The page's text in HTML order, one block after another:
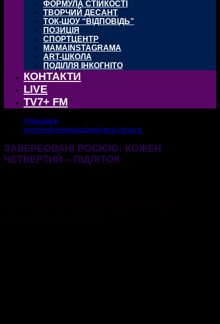
ФОРМУЛА СТІЙКОСТІ
ТВОРЧИЙ ДЕСАНТ
ТОК-ШОУ “ВІДПОВІДЬ”
ПОЗИЦІЯ
СПОРТЦЕНТР
MAMAINSTAGRAMA
ART-ШКОЛА
ПОДІЛЛЯ ІНКОГНІТО
КОНТАКТИ
LIVE
TV7+ FM
ПРЯМІ ЕФІРИ
ГОЛОВНИЙ ІНФОРМАЦІЙНИЙ ДЕНЬ ОБЛАСТІ
ЗАВЕРБОВАНІ РОСІЄЮ: КОЖЕН
ЧЕТВЕРТИЙ – ПІДЛІТОК